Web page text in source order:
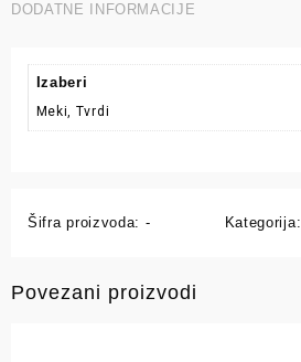
DODATNE INFORMACIJE
Izaberi
Meki, Tvrdi
Šifra proizvoda: - Kategorija:
Povezani proizvodi